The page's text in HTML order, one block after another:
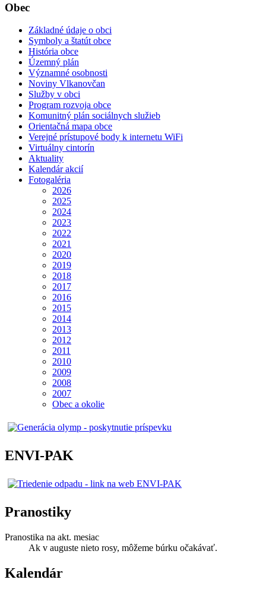
Obec
Základné údaje o obci
Symboly a štatút obce
História obce
Územný plán
Významné osobnosti
Noviny Vlkanovčan
Služby v obci
Program rozvoja obce
Komunitný plán sociálnych služieb
Orientačná mapa obce
Verejné prístupové body k internetu WiFi
Virtuálny cintorín
Aktuality
Kalendár akcií
Fotogaléria
2026
2025
2024
2023
2022
2021
2020
2019
2018
2017
2016
2015
2014
2013
2012
2011
2010
2009
2008
2007
Obec a okolie
ENVI-PAK
Pranostiky
Pranostika na akt. mesiac
Ak v auguste nieto rosy, môžeme búrku očakávať.
Kalendár